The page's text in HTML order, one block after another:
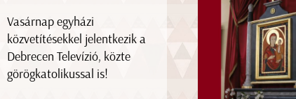
Vasárnap egyházi
közvetítésekkel jelentkezik a
Debrecen Televízió, közte
görögkatolikussal is!